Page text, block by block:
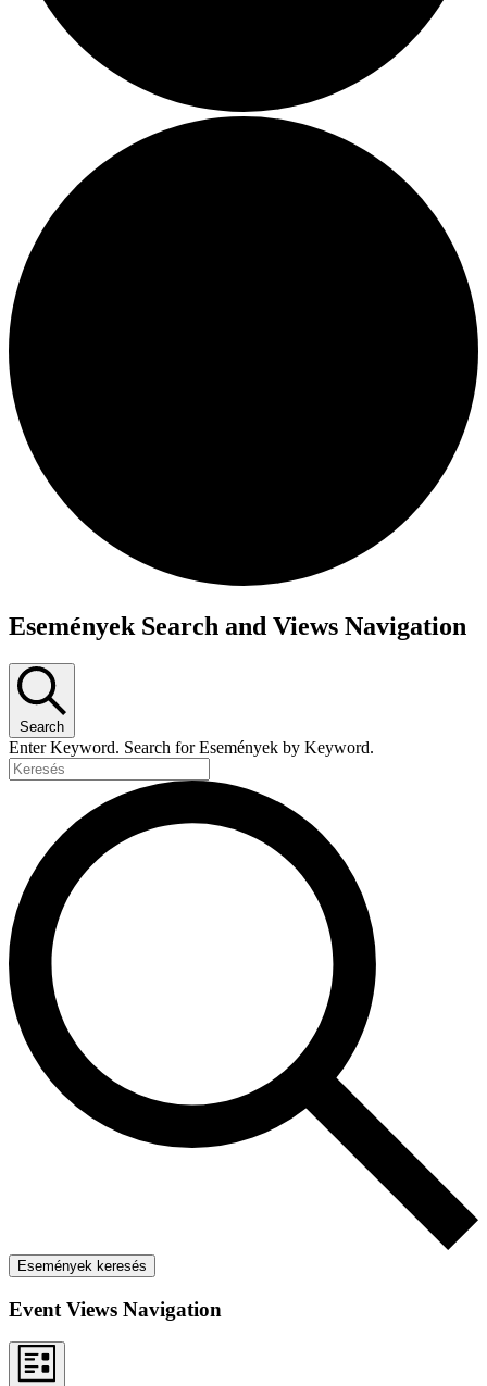
Események Search and Views Navigation
Search
Enter Keyword. Search for Események by Keyword.
Események keresés
Event Views Navigation